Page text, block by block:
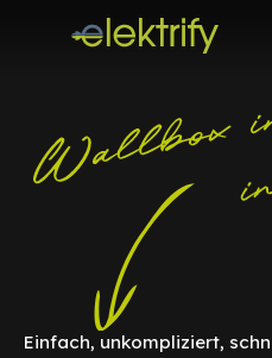
Einfach, unkompliziert,